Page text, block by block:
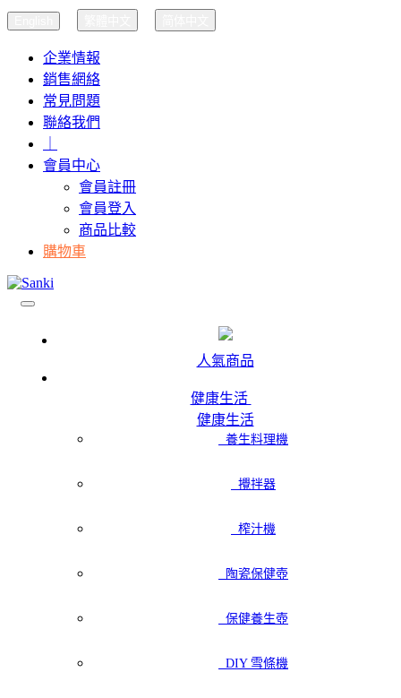
企業情報
銷售網絡
常見問題
聯絡我們
會員中心
會員註冊
會員登入
商品比較
購物車
人氣商品
健康生活
健康生活
養生料理機
攪拌器
榨汁機
陶瓷保健壺
保健養生壺
DIY 雪條機